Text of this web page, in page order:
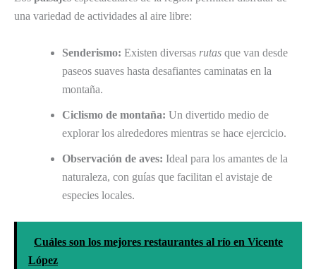
una variedad de actividades al aire libre:
Senderismo: Existen diversas rutas que van desde
paseos suaves hasta desafiantes caminatas en la
montaña.
Ciclismo de montaña: Un divertido medio de
explorar los alrededores mientras se hace ejercicio.
Observación de aves: Ideal para los amantes de la
naturaleza, con guías que facilitan el avistaje de
especies locales.
Cuáles son los mejores restaurantes al río en Vicente
López